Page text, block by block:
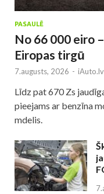
PASAULĒ
No 66 000 eiro
Eiropas tirgū
7.augusts, 2026 - iAuto.lv
Līdz pat 670 Zs
pieejams ar benzīna
mdelis.